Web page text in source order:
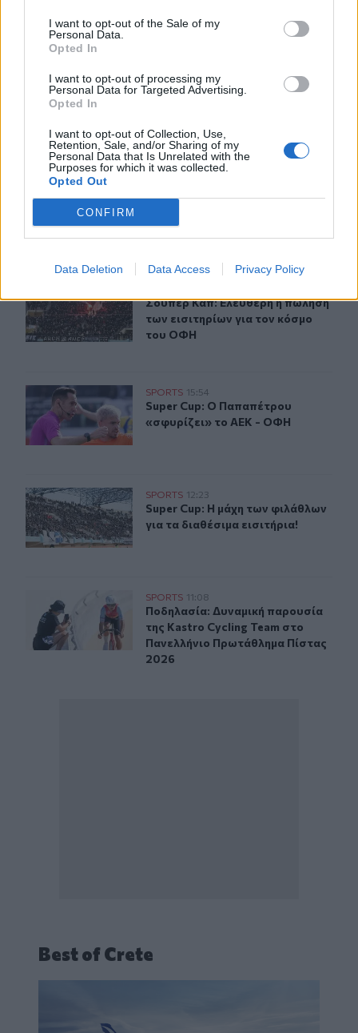
I want to opt-out of the Sale of my
Personal Data.
Opted In
I want to opt-out of processing my
Personal Data for Targeted Advertising.
Opted In
I want to opt-out of Collection, Use,
Retention, Sale, and/or Sharing of my
Personal Data that Is Unrelated with the
Purposes for which it was collected.
Opted Out
CONFIRM
Data Deletion Data Access Privacy Policy
ΣΧΕΤΙΚA AΡΘΡΑ
ΟΦΗ: Μεγάλο προβάδισμα πρόκρισης για την ΤΣΣΚΑ
SPORTS 21:14
ΟΦΗ: Μεγάλο προβάδισμα
ΟΦΗ: Μεγάλο προβάδισμα
Σόφιας
Ο κόσμος του ΟΦΗ «εξαφάνισε» 3.000 εισιτήρια σε
Ο κόσμος του ΟΦΗ «εξαφάνισε»
Ο κόσμος του ΟΦΗ «εξαφάνισε»
48 ώρες για το Σούπερ Καπ
Σούπερ Καπ: Ελεύθερη η πώληση
Σούπερ Καπ: Ελεύθερη η πώληση
των εισιτηρίων για τον κόσμο
του ΟΦΗ
Super Cup: Ο Παπαπέτρου «σφυρίζει» το ΑΕΚ - ΟΦΗ
SPORTS 15:54
Super Cup: Ο Παπαπέτρου
Super Cup: Ο Παπαπέτρου
«σφυρίζει» το ΑΕΚ - ΟΦΗ
Super Cup: Η μάχη των φιλάθλων για τα διαθέσιμα
SPORTS 12:23
Super Cup: Η μάχη των φιλάθλων
Super Cup: Η μάχη των φιλάθλων
για τα διαθέσιμα εισιτήρια!
Ποδηλασία: Δυναμική παρουσία της Kastro Cycling
SPORTS 11:08
Ποδηλασία: Δυναμική παρουσία
Ποδηλασία: Δυναμική παρουσία
της Kastro Cycling Team στο
Πανελλήνιο Πρωτάθλημα Πίστας
2026
Best of Crete